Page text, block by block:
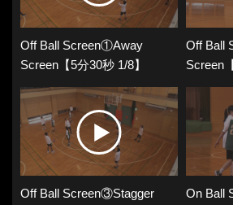
Off Ball Screen①Away
Screen【5分30秒 1/8】
Off Ball
Screen
Off Ball Screen③Stagger
On Ball